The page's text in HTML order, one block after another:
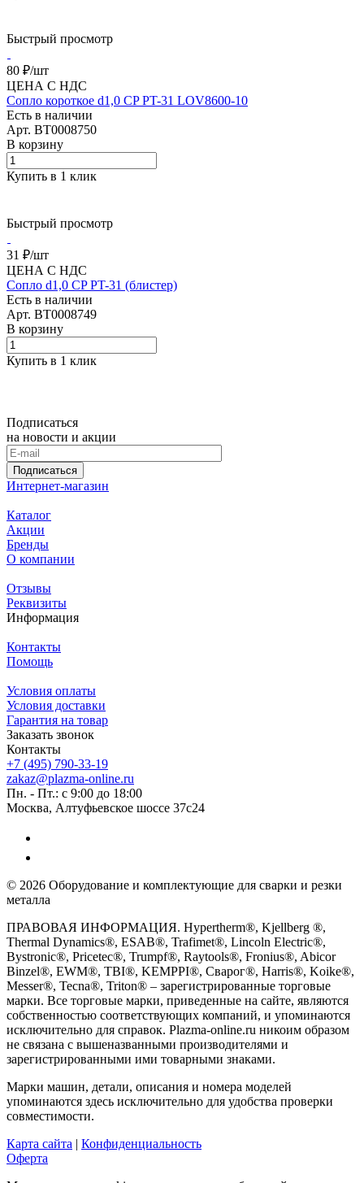
Быстрый просмотр
80 ₽/шт
ЦЕНА С НДС
Сопло короткое d1,0 CP PT-31 LOV8600-10
Есть в наличии
Арт. BT0008750
В корзину
Купить в 1 клик
Быстрый просмотр
31 ₽/шт
ЦЕНА С НДС
Сопло d1,0 CP PT-31 (блистер)
Есть в наличии
Арт. BT0008749
В корзину
Купить в 1 клик
Подписаться
на новости и акции
Подписаться
Интернет-магазин
Каталог
Акции
Бренды
О компании
Отзывы
Реквизиты
Информация
Контакты
Помощь
Условия оплаты
Условия доставки
Гарантия на товар
Заказать звонок
Контакты
+7 (495) 790-33-19
zakaz@plazma-online.ru
Пн. - Пт.: с 9:00 до 18:00
Москва, Алтуфьевское шоссе 37с24
© 2026 Оборудование и комплектующие для сварки и резки
металла
ПРАВОВАЯ ИНФОРМАЦИЯ. Hypertherm®, Kjellberg ®,
Thermal Dynamics®, ESAB®, Trafimet®, Lincoln Electric®,
Bystronic®, Pricetec®, Trumpf®, Raytools®, Fronius®, Abicor
Binzel®, EWM®, TBI®, KEMPPI®, Сварог®, Harris®, Koike®,
Messer®, Tecna®, Triton® – зарегистрированные торговые
марки. Все торговые марки, приведенные на сайте, являются
собственностью соответствующих компаний, и упоминаются
исключительно для справок. Plazma-online.ru никоим образом
не связана с вышеназванными производителями и
зарегистрированными ими товарными знаками.
Марки машин, детали, описания и номера моделей
упоминаются здесь исключительно для удобства проверки
совместимости.
Карта сайта | Конфиденциальность
Оферта